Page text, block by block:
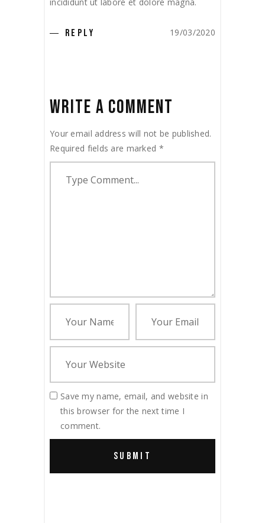
incididunt ut labore et dolore magna.
REPLY 19/03/2020
WRITE A COMMENT
Your email address will not be published.
Required fields are marked *
Save my name, email, and website in
this browser for the next time I
comment.